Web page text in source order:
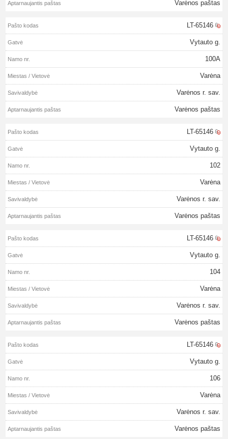
Varėnos paštas
LT-65146
Vytauto g.
100A
Varėna
Varėnos r. sav.
Varėnos paštas
LT-65146
Vytauto g.
102
Varėna
Varėnos r. sav.
Varėnos paštas
LT-65146
Vytauto g.
104
Varėna
Varėnos r. sav.
Varėnos paštas
LT-65146
Vytauto g.
106
Varėna
Varėnos r. sav.
Varėnos paštas